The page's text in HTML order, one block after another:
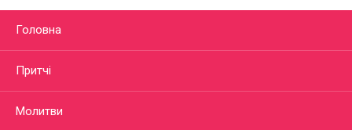
Головна
Притчі
Молитви